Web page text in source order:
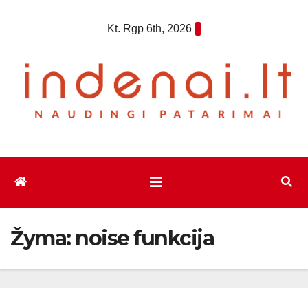
Kt. Rgp 6th, 2026
Žyma: noise funkcija